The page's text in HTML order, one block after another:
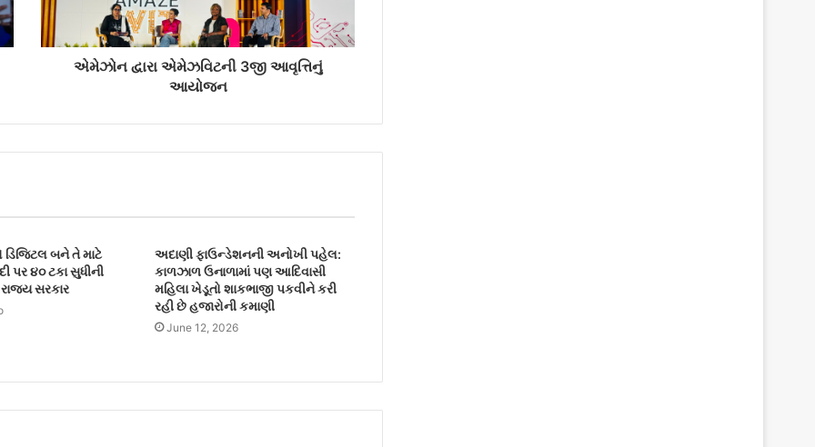
એમેઝોન દ્વારા એમેઝવિટની 3જી આવૃત્તિનું
આયોજન
ડિજિટલ બને તે માટે
પર ૪૦ ટકા સુધીની
સરકાર
અદાણી ફાઉન્ડેશનની અનોખી પહેલ:
કાળઝાળ ઉનાળામાં પણ આદિવાસી
મહિલા ખેડૂતો શાકભાજી પકવીને કરી
રહી છે હજારોની કમાણી
June 12, 2026